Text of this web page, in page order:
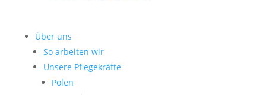
Über uns
So arbeiten wir
Unsere Pflegekräfte
Polen